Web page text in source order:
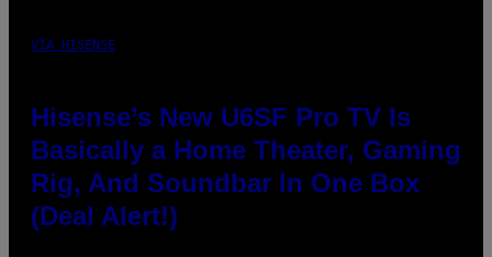
VIA HISENSE
Hisense’s New U6SF Pro TV Is
Basically a Home Theater, Gaming
Rig, And Soundbar In One Box
(Deal Alert!)